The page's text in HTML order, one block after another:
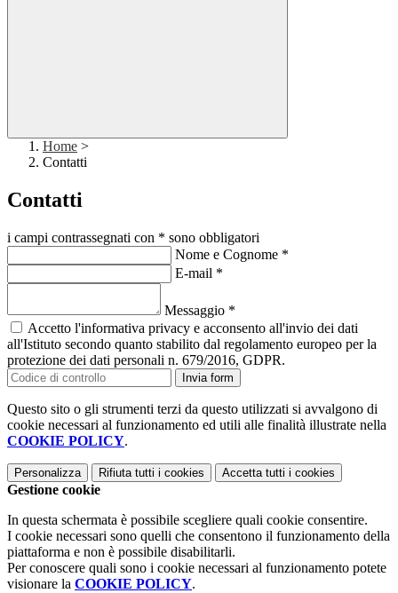
Home >
Contatti
Contatti
i campi contrassegnati con * sono obbligatori
Nome e Cognome *
E-mail *
Messaggio *
Accetto l'informativa privacy e acconsento all'invio dei dati
all'Istituto secondo quanto stabilito dal regolamento europeo per la
protezione dei dati personali n. 679/2016, GDPR.
Invia form
Questo sito o gli strumenti terzi da questo utilizzati si avvalgono di
cookie necessari al funzionamento ed utili alle finalità illustrate nella
COOKIE POLICY.
Personalizza Rifiuta tutti i cookies Accetta tutti i cookies
Gestione cookie
In questa schermata è possibile scegliere quali cookie consentire.
I cookie necessari sono quelli che consentono il funzionamento della
piattaforma e non è possibile disabilitarli.
Per conoscere quali sono i cookie necessari al funzionamento potete
visionare la COOKIE POLICY.